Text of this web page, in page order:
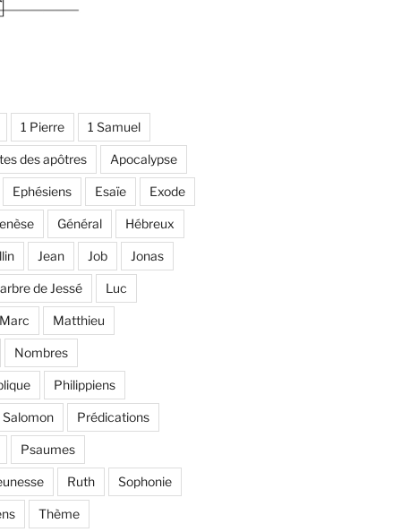
1 Pierre 1 Samuel
des apôtres Apocalypse
Ephésiens Esaïe Exode
Général Hébreux
Jean Job Jonas
de Jessé Luc
Matthieu
Nombres
Philippiens
Prédications
Psaumes
Ruth Sophonie
Thème